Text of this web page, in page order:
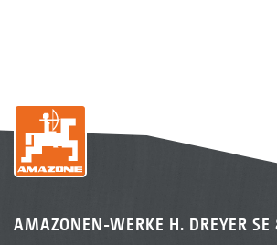
AMAZONEN-WERKE H. DREYER SE